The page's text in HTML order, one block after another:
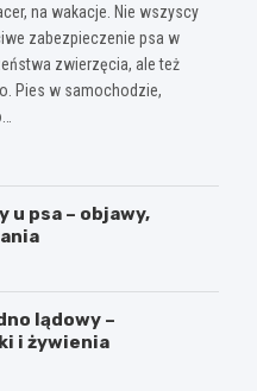
na wakacje. Nie wszyscy
zabezpieczenie psa w
zwierzęcia, ale też
Pies w samochodzie,
u psa – objawy,
lądowy –
i żywienia